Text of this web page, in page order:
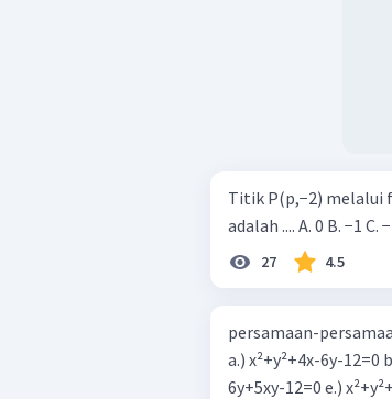
Titik P(p,−2) melalui
adalah .... A. 0 B. −1 C.
27 4.5
persamaan-
a.) x²+y²+4x-6y-12=0
6y+5xy-12=0